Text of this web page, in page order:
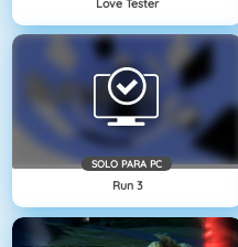
SOLO PARA PC
Run 3